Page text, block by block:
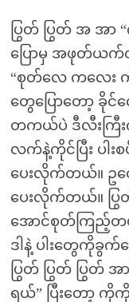
ပြွတ် ပြွတ် အ အ
ပြောမှ အဖုတ်ယက်
“စုတ်လေ ကလေ
တွေပြောတော့ ခို
တကယ်ပဲ ဒီလီးကြီ
လက်နဲ့ကိုင်ပြီး ပါ
ပေးလိုက်တယ်။ ဥ
ပေးလိုက်တယ်။ ပြွ
အောင်စုတ်ကြည့်
ဒါနဲ့ ပါးတွေကိုခွ
ပြွတ် ပြွတ် ပြွတ်
ရယ်” ပြီးတော့ ကို